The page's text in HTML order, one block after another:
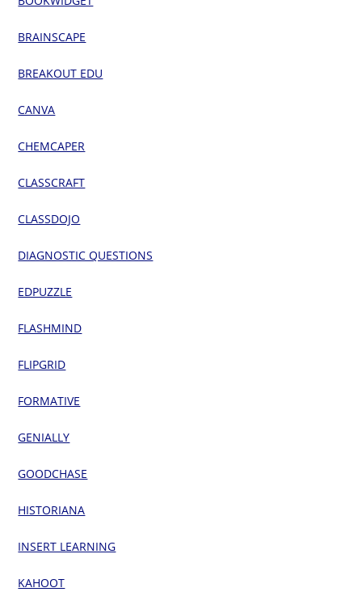
BRAINSCAPE
BREAKOUT EDU
CANVA
CHEMCAPER
CLASSCRAFT
CLASSDOJO
DIAGNOSTIC QUESTIONS
EDPUZZLE
FLASHMIND
FLIPGRID
FORMATIVE
GENIALLY
GOODCHASE
HISTORIANA
INSERT LEARNING
KAHOOT